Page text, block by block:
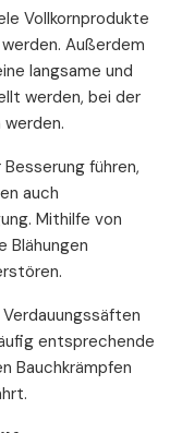
Vollkornprodukte
Außerdem
langsame und
werden, bei der
führen,
auch
Mithilfe von
Blähungen
entsprechende
Bauchkrämpfen